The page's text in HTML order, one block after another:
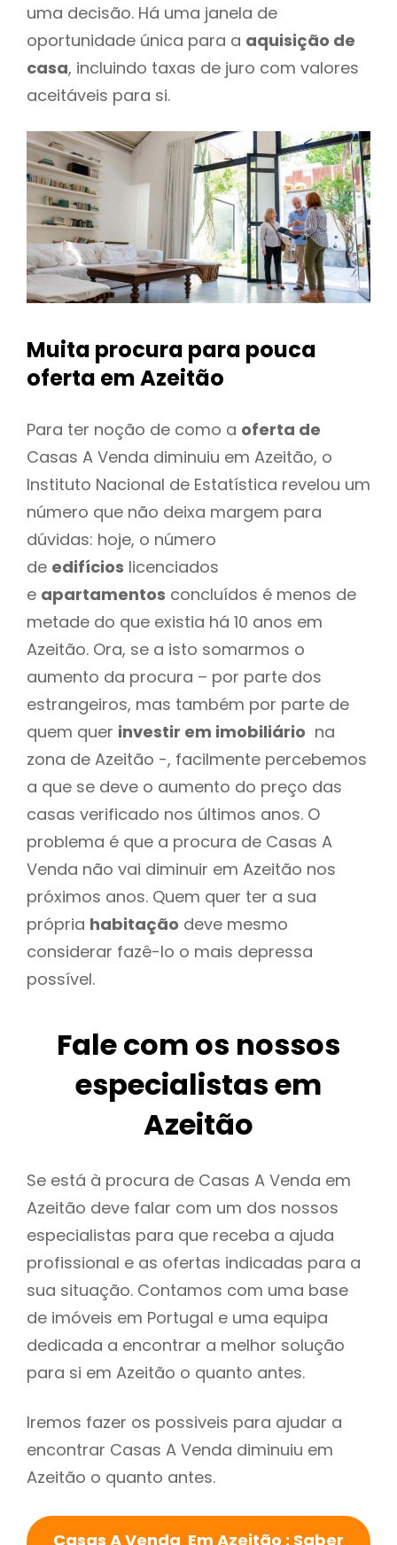
uma decisão. Há uma janela de
oportunidade única para a aquisição de
casa, incluindo taxas de juro com valores
aceitáveis para si.
Muita procura para pouca
oferta em Azeitão
Para ter noção de como a oferta de
Casas A Venda diminuiu em Azeitão, o
Instituto Nacional de Estatística revelou um
número que não deixa margem para
dúvidas: hoje, o número
de edifícios licenciados
e apartamentos concluídos é menos de
metade do que existia há 10 anos em
Azeitão. Ora, se a isto somarmos o
aumento da procura – por parte dos
estrangeiros, mas também por parte de
quem quer investir em imobiliário na
zona de Azeitão -, facilmente percebemos
a que se deve o aumento do preço das
casas verificado nos últimos anos. O
problema é que a procura de Casas A
Venda não vai diminuir em Azeitão nos
próximos anos. Quem quer ter a sua
própria habitação deve mesmo
considerar fazê-lo o mais depressa
possível.
Fale com os nossos
especialistas em
Azeitão
Se está à procura de Casas A Venda em
Azeitão deve falar com um dos nossos
especialistas para que receba a ajuda
profissional e as ofertas indicadas para a
sua situação. Contamos com uma base
de imóveis em Portugal e uma equipa
dedicada a encontrar a melhor solução
para si em Azeitão o quanto antes.
Iremos fazer os possiveis para ajudar a
encontrar Casas A Venda diminuiu em
Azeitão o quanto antes.
Casas A Venda Em Azeitão : Saber